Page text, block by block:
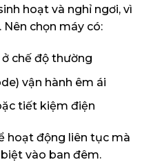
hoạt và nghỉ ngơi, vì
chọn máy có:
chế độ thường
vận hành êm ái
tiết kiệm điện
hoạt động liên tục mà
vào ban đêm.